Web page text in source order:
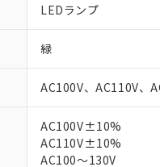
LEDランプ
緑
AC100V、AC110V、
AC100V±10%
AC110V±10%
AC100～130V
ご利用条件
※1 対応状況
対応済み：EU
対応予定：EU
対応予定なし：
調査・確認中：
非該当品：ライセ
仕入先様の事情に
※1 中国